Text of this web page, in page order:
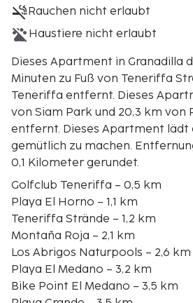
Rauchen nicht erlaubt
Haustiere nicht erlaubt
Dieses Apartment in Granadilla
Minuten zu Fuß von Teneriffa
Teneriffa entfernt. Dieses Apartment ist 20,5 km
von Siam Park und 20,3 km von
entfernt. Dieses Apartment lädt
gemütlich zu machen.
0,1 Kilometer gerundet.
Golfclub Teneriffa – 0,5 km
Playa El Horno – 1,1 km
Teneriffa Strände – 1,2 km
Montaña Roja – 2,1 km
Los Abrigos Naturpools – 2,6 km
Playa El Medano – 3,2 km
Bike Point El Medano – 3,5 km